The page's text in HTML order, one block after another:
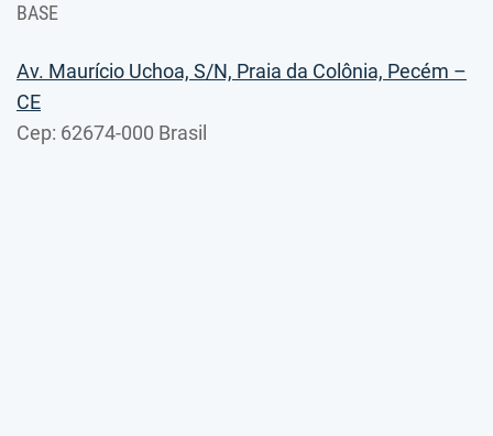
BASE
Av. Maurício Uchoa, S/N, Praia da Colônia, Pecém –
CE
Cep: 62674-000 Brasil